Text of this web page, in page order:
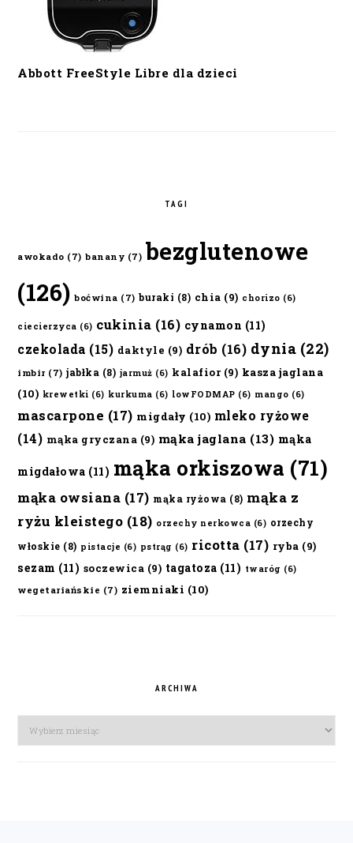
Abbott FreeStyle Libre dla dzieci
TAGI
awokado (7) banany (7) bezglutenowe
(126) boćwina (7) buraki (8) chia (9) chorizo (6)
ciecierzyca (6) cukinia (16) cynamon (11)
czekolada (15) daktyle (9) drób (16) dynia (22)
imbir (7) jabłka (8) jarmuż (6) kalafior(9) kasza jaglana
(10) krewetki (6) kurkuma (6) lowFODMAP (6) mango (6)
mascarpone (17) migdały (10) mleko ryżowe
(14) mąka gryczana (9) mąka jaglana (13) mąka
migdałowa (11) mąka orkiszowa (71)
mąka owsiana (17) mąka ryżowa (8) mąka z
ryżu kleistego (18) orzechy nerkowca (6) orzechy
włoskie (8) pistacje (6) pstrąg (6) ricotta (17) ryba (9)
sezam (11) soczewica (9) tagatoza (11) twaróg (6)
wegetariańskie (7) ziemniaki (10)
ARCHIWA
Archiwa